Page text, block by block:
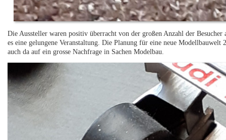
Die Aussteller waren positiv überracht von der großen Anzahl der
es eine gelungene Veranstaltung. Die Planung für eine neue
auch da auf ein grosse Nachfrage in Sachen Modelbau.